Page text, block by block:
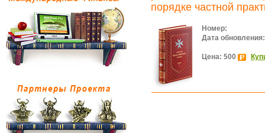
порядке частной
Номер:
Дата обновления:
Цена: 500